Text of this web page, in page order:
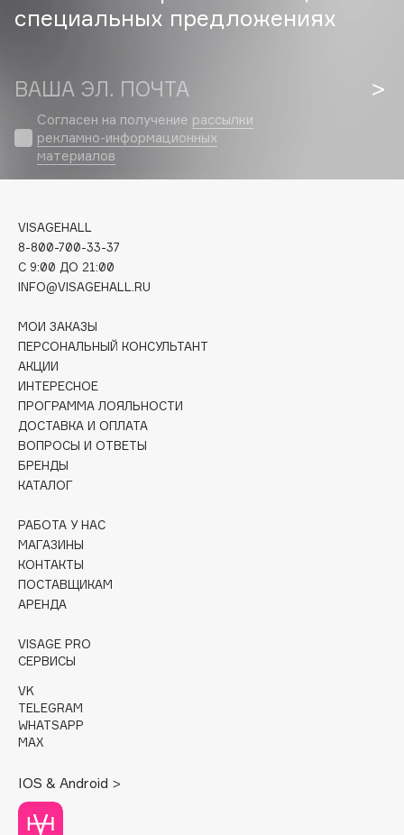
Cadence
Carbon Theory
Carolina Herrera
Catrice
Chupa Chups
Clarette
Clarins
Clive Christian
Club De Nuit
Collagenina
Corimo
CosRX
Crescina
Cunzite
Curaprox
D
d'Alba
DABO
DARLING*
Deonica
специальных предложениях
ВАША ЭЛ. ПОЧТА
Согласен на получение рассылки
рекламно-информационных
материалов
VISAGEHALL
8-800-700-33-37
C 9:00 ДО 21:00
INFO@VISAGEHALL.RU
МОИ ЗАКАЗЫ
ПЕРСОНАЛЬНЫЙ КОНСУЛЬТАНТ
АКЦИИ
ИНТЕРЕСНОЕ
ПРОГРАММА ЛОЯЛЬНОСТИ
ДОСТАВКА И ОПЛАТА
ВОПРОСЫ И ОТВЕТЫ
БРЕНДЫ
КАТАЛОГ
РАБОТА У НАС
МАГАЗИНЫ
КОНТАКТЫ
ПОСТАВЩИКАМ
АРЕНДА
VISAGE PRO
СЕРВИСЫ
VK
TELEGRAM
WHATSAPP
MAX
IOS & Android >